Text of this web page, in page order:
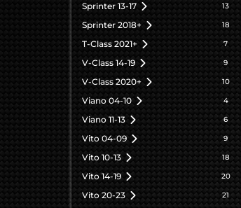
Sprinter 13-17 13
Sprinter 2018+ 18
T-Class 2021+ 7
V-Class 14-19 9
V-Class 2020+ 10
Viano 04-10 4
Viano 11-13 6
Vito 04-09 9
Vito 10-13 18
Vito 14-19 20
Vito 20-23 21